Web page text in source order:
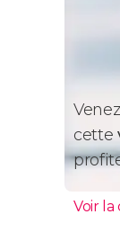
cette
Voir